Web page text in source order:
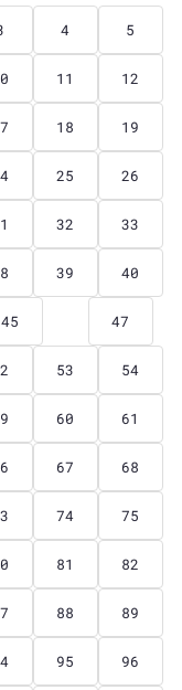
4 5
11 12
18 19
25 26
32 33
39 40
45 47
53 54
60 61
67 68
74 75
81 82
88 89
95 96